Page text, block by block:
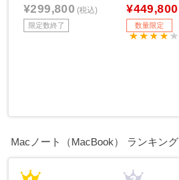
¥299,800 (税込)
限定数終了
【sof001】
¥449,800
数量限定
Macノート（MacBook） ランキング